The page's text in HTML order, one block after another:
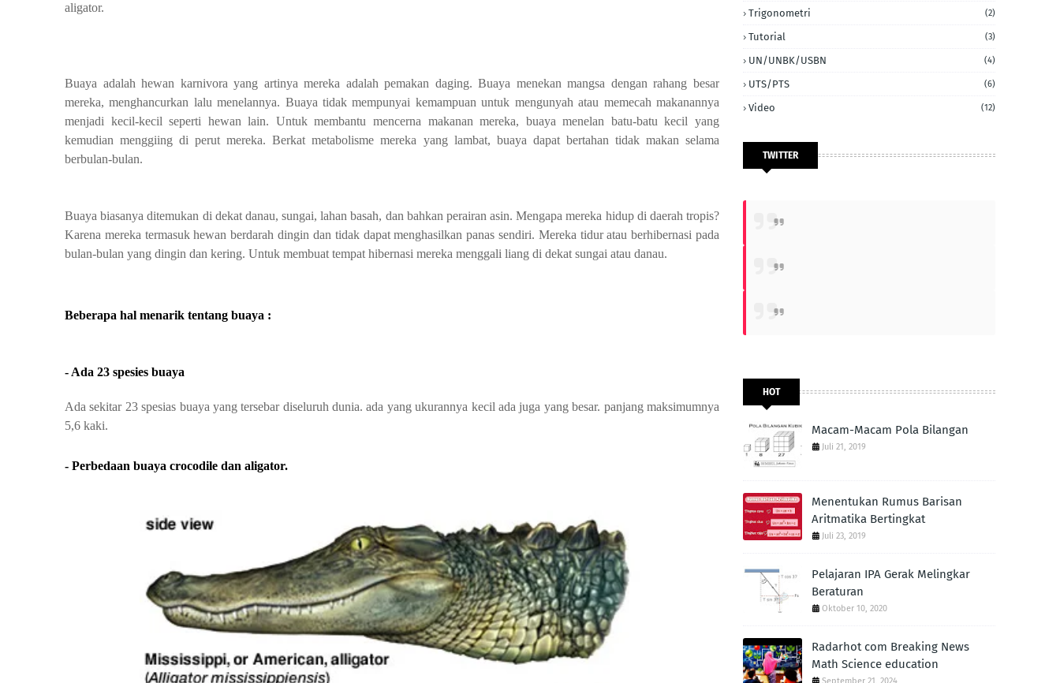
aligator.
Buaya adalah hewan karnivora yang artinya mereka adalah pemakan daging. Buaya menekan mangsa dengan rahang besar
mereka, menghancurkan lalu menelannya. Buaya tidak mempunyai kemampuan untuk mengunyah atau memecah makanannya
menjadi kecil-kecil seperti hewan lain. Untuk membantu mencerna makanan mereka, buaya menelan batu-batu kecil yang
kemudian menggiing di perut mereka. Berkat metabolisme mereka yang lambat, buaya dapat bertahan tidak makan selama
berbulan-bulan.
Buaya biasanya ditemukan di dekat danau, sungai, lahan basah, dan bahkan perairan asin. Mengapa mereka hidup di daerah tropis?
Karena mereka termasuk hewan berdarah dingin dan tidak dapat menghasilkan panas sendiri. Mereka tidur atau berhibernasi pada
bulan-bulan yang dingin dan kering. Untuk membuat tempat hibernasi mereka menggali liang di dekat sungai atau danau.
Beberapa hal menarik tentang buaya :
- Ada 23 spesies buaya
Ada sekitar 23 spesias buaya yang tersebar diseluruh dunia. ada yang ukurannya kecil ada juga yang besar. panjang maksimumnya
5,6 kaki.
- Perbedaan buaya crocodile dan aligator.
Trigonometri (2)
Tutorial (3)
UN/UNBK/USBN (4)
UTS/PTS (6)
Video (12)
TWITTER
HOT
Macam-Macam Pola Bilangan
Juli 21, 2019
Menentukan Rumus Barisan
Aritmatika Bertingkat
Juli 23, 2019
Pelajaran IPA Gerak Melingkar
Beraturan
Oktober 10, 2020
Radarhot com Breaking News
Math Science education